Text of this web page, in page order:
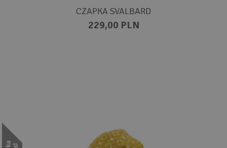
CZAPKA SVALBARD
229,00 PLN